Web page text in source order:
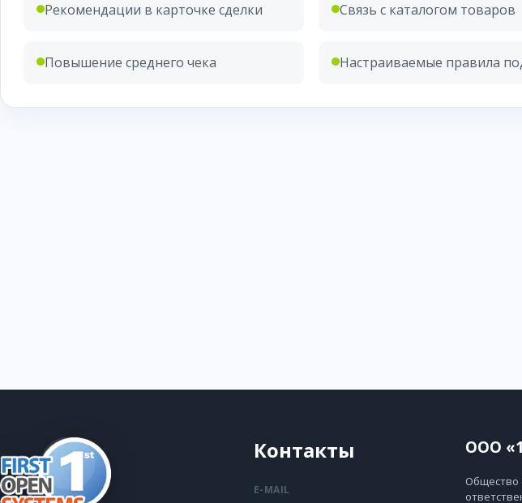
Рекомендации в карточке сделки Связь с каталогом товаров
Повышение среднего чека Настраиваемые правила
Контакты
E-MAIL
ООО
Общество